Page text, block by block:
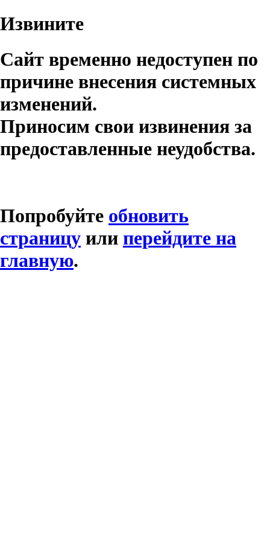
Извините
Сайт временно недоступен по
причине внесения системных
изменений.
Приносим свои извинения за
предоставленные неудобства.
Попробуйте обновить
страницу или перейдите на
главную.